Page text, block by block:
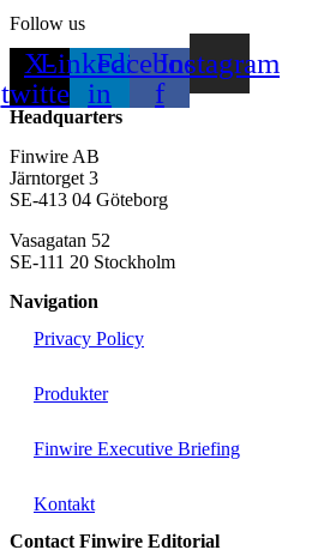
Follow us
X-
twitter
Linkedin-
in
Facebook-
f
Instagram
Headquarters
Finwire AB
Järntorget 3
SE-413 04 Göteborg
Vasagatan 52
SE-111 20 Stockholm
Navigation
Privacy Policy
Produkter
Finwire Executive Briefing
Kontakt
Contact Finwire Editorial